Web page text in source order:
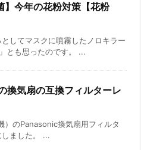
】今年の花粉対策【花粉
としてマスクに噴霧したノロキラー
とも思ったのです。 ...
換気扇の互換フィルターレ
）のPanasonic換気扇用フィルタ
ました。 ...